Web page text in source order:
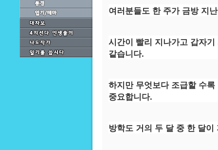
여러분들도 한 주가 금방 지
시간이 빨리 지나가고 갑자
같습니다.
하지만 무엇보다 조급할 수
중요합니다.
방학도 거의 두 달 중 한 달이